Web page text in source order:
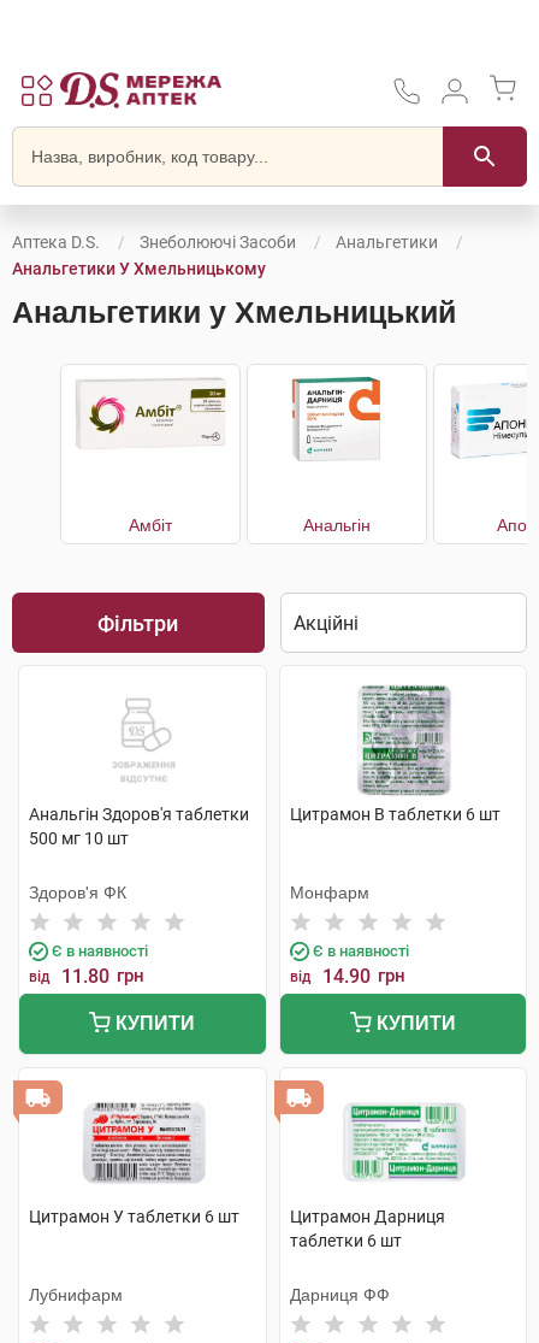
Аптека D.S. Знеболюючі Засоби
Анальгетики
Анальгетики У Хмельницькому
Анальгетики у Хмельницький
Амбіт Анальгін
Фільтри
Анальгін Здоров'я таблетки
500 мг 10 шт
Здоров'я ФК
Є в наявності
від 11.80 грн
КУПИТИ
Цитрамон В таблетки 6 шт
Монфарм
Є в наявності
від 14.90 грн
КУПИТИ
Цитрамон У таблетки 6 шт
Лубнифарм
Цитрамон Дарниця
таблетки 6 шт
Дарниця ФФ